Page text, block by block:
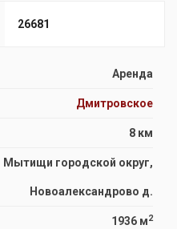
26681
Аренда
Дмитровское
8 км
Мытищи городской округ,
Новоалександрово д.
1936 м2